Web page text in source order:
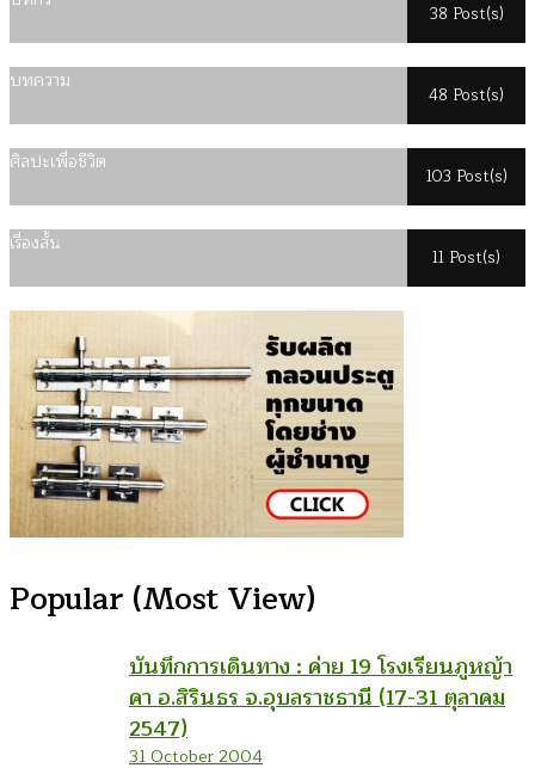
38 Post(s)
บทความ
48 Post(s)
ศิลปะเพื่อชีวิต
103 Post(s)
เรื่องสั้น
11 Post(s)
Popular (Most View)
บันทึกการเดินทาง : ค่าย 19 โรงเรียนภูหญ้า
คา อ.สิรินธร จ.อุบลราชธานี (17-31 ตุลาคม
2547)
31 October 2004